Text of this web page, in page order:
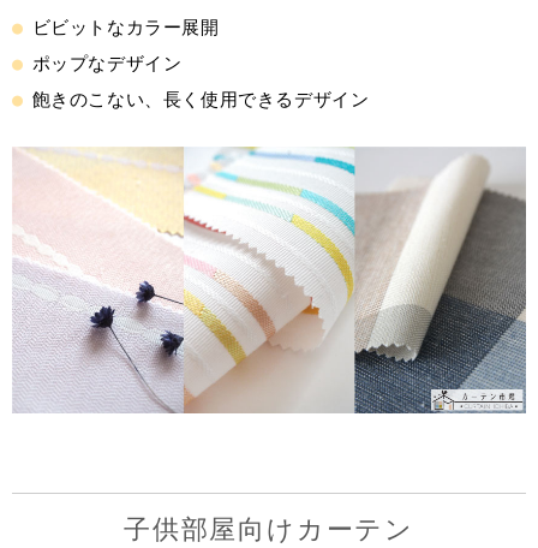
ビビットなカラー展開
ポップなデザイン
飽きのこない、長く使用できるデザイン
子供部屋向けカーテン